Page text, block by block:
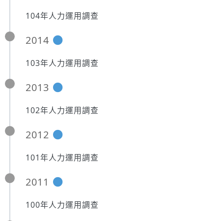
104年人力運用調查
2014
103年人力運用調查
2013
102年人力運用調查
2012
101年人力運用調查
2011
100年人力運用調查